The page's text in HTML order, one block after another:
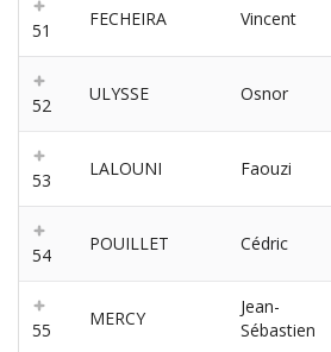
51
FECHEIRA Vincent
52
ULYSSE Osnor
53
LALOUNI Faouzi
54
POUILLET Cédric
55
MERCY
Jean-
Sébastien